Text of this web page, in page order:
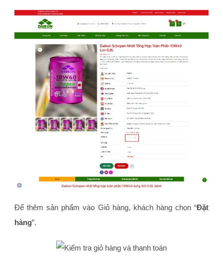
Để thêm sản phẩm vào Giỏ hàng, khách hàng chọn “Đặt
hàng”.